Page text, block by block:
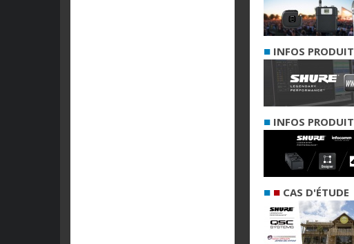
■ INFOS PRODUIT
■ INFOS PRODUIT
■ ■ CAS D'ÉTUDE